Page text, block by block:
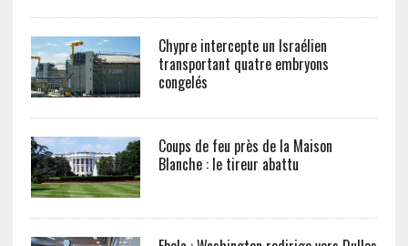
Chypre intercepte un Israélien
transportant quatre embryons
congelés
Coups de feu près de la Maison
Blanche : le tireur abattu